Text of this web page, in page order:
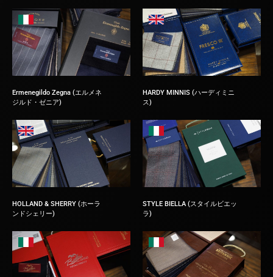
Ermenegildo Zegna (エルメネ
ジルド・ゼニア)
HARDY MINNIS (ハーディミニ
ス)
HOLLAND & SHERRY (ホーラ
ンドシェリー)
STYLE BIELLA (スタイルビエッ
ラ)